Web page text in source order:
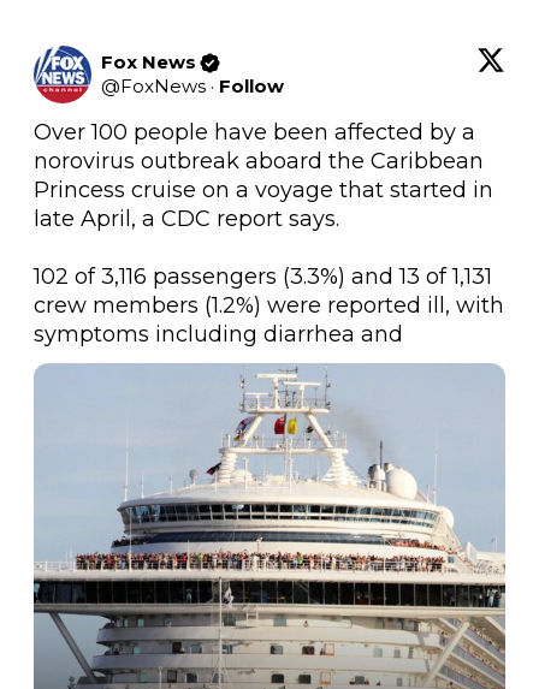
Fox News
@FoxNews · Follow
Over 100 people have been affected by a
norovirus outbreak aboard the Caribbean
Princess cruise on a voyage that started in
late April, a CDC report says.
102 of 3,116 passengers (3.3%) and 13 of 1,131
crew members (1.2%) were reported ill, with
symptoms including diarrhea and